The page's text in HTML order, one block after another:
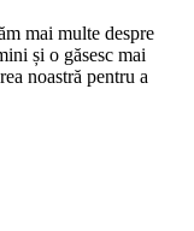
mai multe despre
și o găsesc mai
noastră pentru a